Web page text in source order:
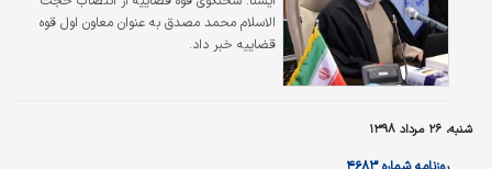
الاسلام محمد مصدق به عنوان معاون اول قوه
قضاییه خبر داد.
شنبه، ۲۶ مرداد ۱۳۹۸